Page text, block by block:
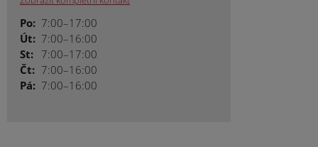
Po: 7:00–17:00
Út: 7:00–16:00
St: 7:00–17:00
Čt: 7:00–16:00
Pá: 7:00–16:00